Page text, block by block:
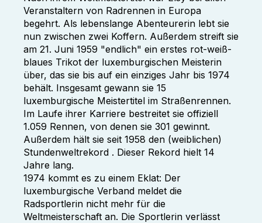
Veranstaltern von Radrennen in Europa
begehrt. Als lebenslange Abenteurerin lebt sie
nun zwischen zwei Koffern. Außerdem streift sie
am 21. Juni 1959 "endlich" ein erstes rot-weiß-
blaues Trikot der luxemburgischen Meisterin
über, das sie bis auf ein einziges Jahr bis 1974
behält. Insgesamt gewann sie 15
luxemburgische Meistertitel im Straßenrennen.
Im Laufe ihrer Karriere bestreitet sie offiziell
1.059 Rennen, von denen sie 301 gewinnt.
Außerdem hält sie seit 1958 den (weiblichen)
Stundenweltrekord . Dieser Rekord hielt 14
Jahre lang.
1974 kommt es zu einem Eklat: Der
luxemburgische Verband meldet die
Radsportlerin nicht mehr für die
Weltmeisterschaft an. Die Sportlerin verlässt